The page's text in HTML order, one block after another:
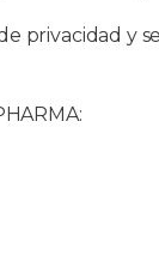
privacidad y